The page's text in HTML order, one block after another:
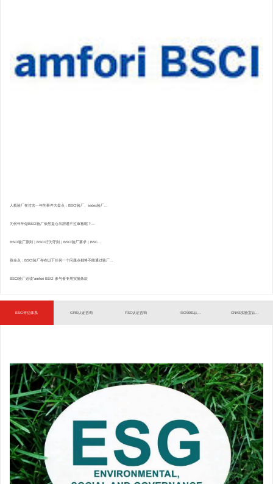
人权验厂在过去一年的事件大盘点：BSCI验厂、sedex验厂...
为何年年做BSCI验厂依然提心吊胆通不过审核呢？...
BSCI验厂原则｜BSCI行为守则｜BSCI验厂要求｜BSC...
致命点：BSCI验厂存在以下任何一个问题点都将不能通过验厂...
BSCI验厂必读”amfori BSCI 参与者专用实施条款
ESG评估体系 GRS认证咨询 FSC认证咨询 ISO9001认... CNAS实验室认...